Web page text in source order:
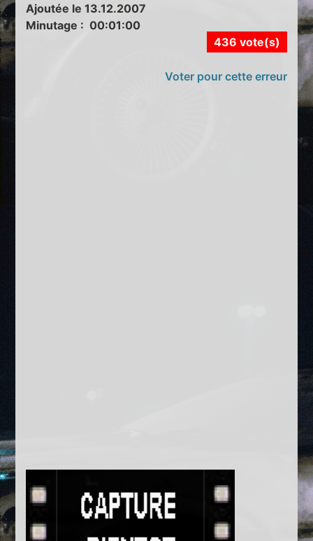
Ajoutée le 13.12.2007
Minutage : 00:01:00
436 vote(s)
Voter pour cette erreur